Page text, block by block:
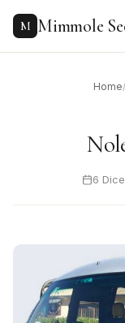
content
M Mimmole
Home/
6